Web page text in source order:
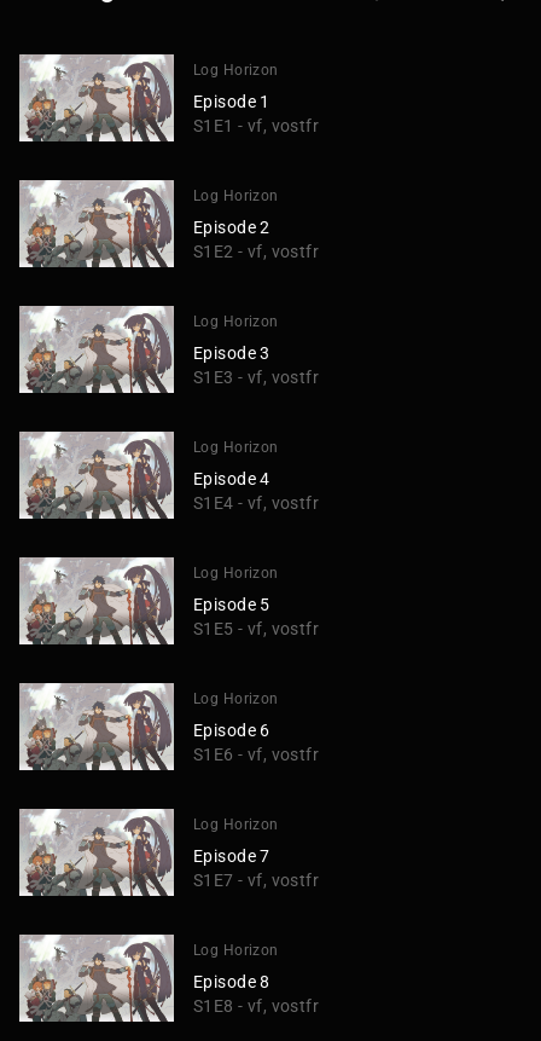
Log Horizon
Episode 1
S1E1 - vf, vostfr
Log Horizon
Episode 2
S1E2 - vf, vostfr
Log Horizon
Episode 3
S1E3 - vf, vostfr
Log Horizon
Episode 4
S1E4 - vf, vostfr
Log Horizon
Episode 5
S1E5 - vf, vostfr
Log Horizon
Episode 6
S1E6 - vf, vostfr
Log Horizon
Episode 7
S1E7 - vf, vostfr
Log Horizon
Episode 8
S1E8 - vf, vostfr